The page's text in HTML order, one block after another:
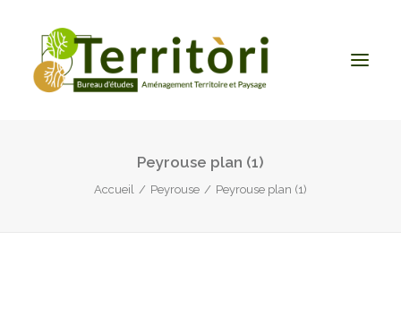
LE BUREAU
Peyrouse plan (1)
Accueil Peyrouse Peyrouse plan (1)